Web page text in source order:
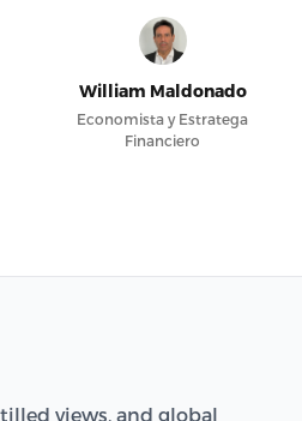
William Maldonado
Economista y Estratega
Financiero
views, and global